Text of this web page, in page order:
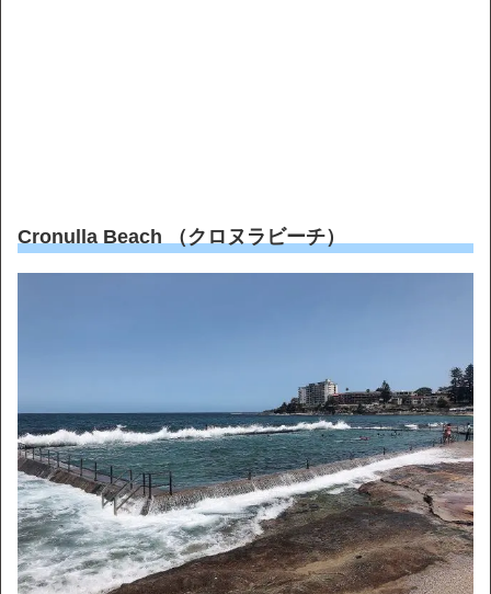
Cronulla Beach （クロヌラビーチ）